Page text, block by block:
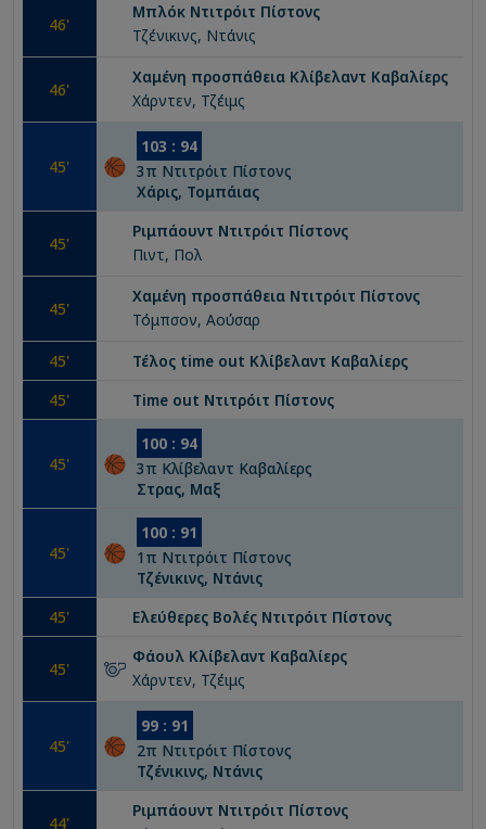
46'
Μπλόκ Ντιτρόιτ Πίστονς
Τζένικινς, Ντάνις
46'
Χαμένη προσπάθεια Κλίβελαντ Καβαλίερς
Χάρντεν, Τζέιμς
45'
103 : 94
3π Ντιτρόιτ Πίστονς
Χάρις, Τομπάιας
45'
Ριμπάουντ Ντιτρόιτ Πίστονς
Πιντ, Πολ
45'
Χαμένη προσπάθεια Ντιτρόιτ Πίστονς
Τόμπσον, Αούσαρ
45' Τέλος time out Κλίβελαντ Καβαλίερς
45' Time out Ντιτρόιτ Πίστονς
45'
100 : 94
3π Κλίβελαντ Καβαλίερς
Στρας, Μαξ
45'
100 : 91
1 π Ντιτρόιτ Πίστονς
Τζένικινς, Ντάνις
45' Ελεύθερες Βολές Ντιτρόιτ Πίστονς
45'
Φάουλ Κλίβελαντ Καβαλίερς
Χάρντεν, Τζέιμς
45'
99 : 91
2π Ντιτρόιτ Πίστονς
Τζένικινς, Ντάνις
44'
Ριμπάουντ Ντιτρόιτ Πίστονς